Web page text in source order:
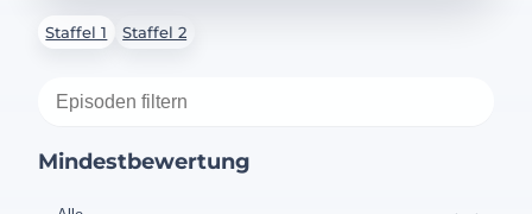
Staffel 1 Staffel 2
Mindestbewertung